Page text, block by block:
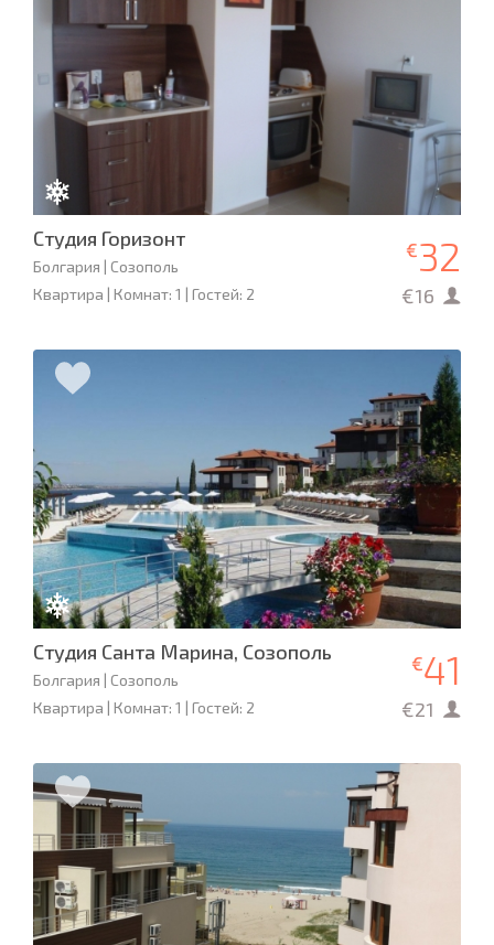
Студия Горизонт
Болгария | Созополь
Квартира | Комнат: 1 | Гостей: 2
€32
€16
Студия Санта Марина, Созополь
Болгария | Созополь
Квартира | Комнат: 1 | Гостей: 2
€41
€21